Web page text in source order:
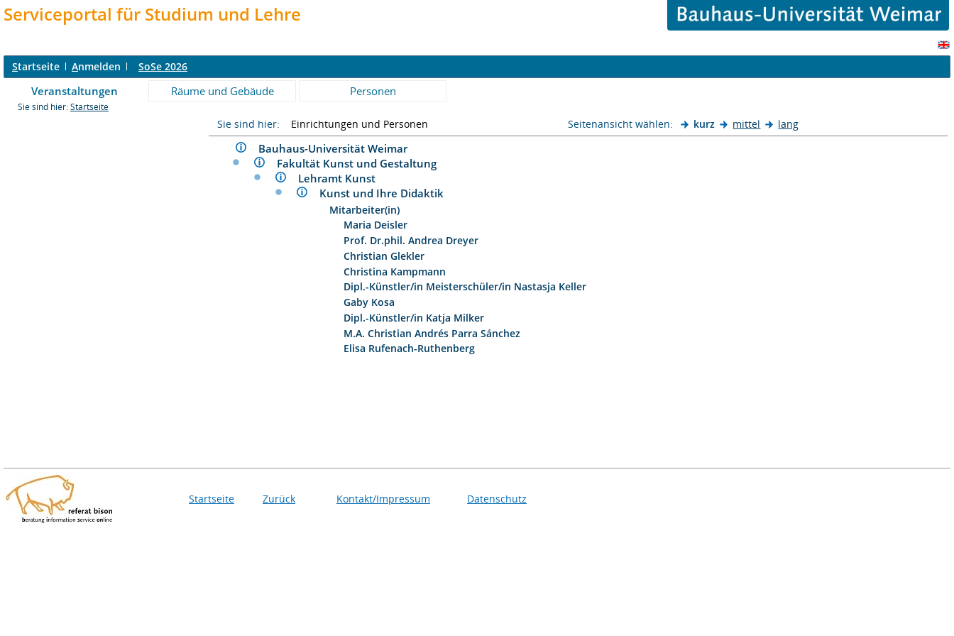
Serviceportal für Studium und Lehre
Startseite Anmelden SoSe 2026
Veranstaltungen Räume und Gebäude Personen
Sie sind hier: Startseite
Sie sind hier: Einrichtungen und Personen Seitenansicht wählen: kurz mittel lang
Bauhaus-Universität Weimar
Fakultät Kunst und Gestaltung
Lehramt Kunst
Kunst und Ihre Didaktik
Mitarbeiter(in)
Maria Deisler
Prof. Dr.phil. Andrea Dreyer
Christian Glekler
Christina Kampmann
Dipl.-Künstler/in Meisterschüler/in Nastasja Keller
Gaby Kosa
Dipl.-Künstler/in Katja Milker
M.A. Christian Andrés Parra Sánchez
Elisa Rufenach-Ruthenberg
Startseite Zurück Kontakt/Impressum Datenschutz